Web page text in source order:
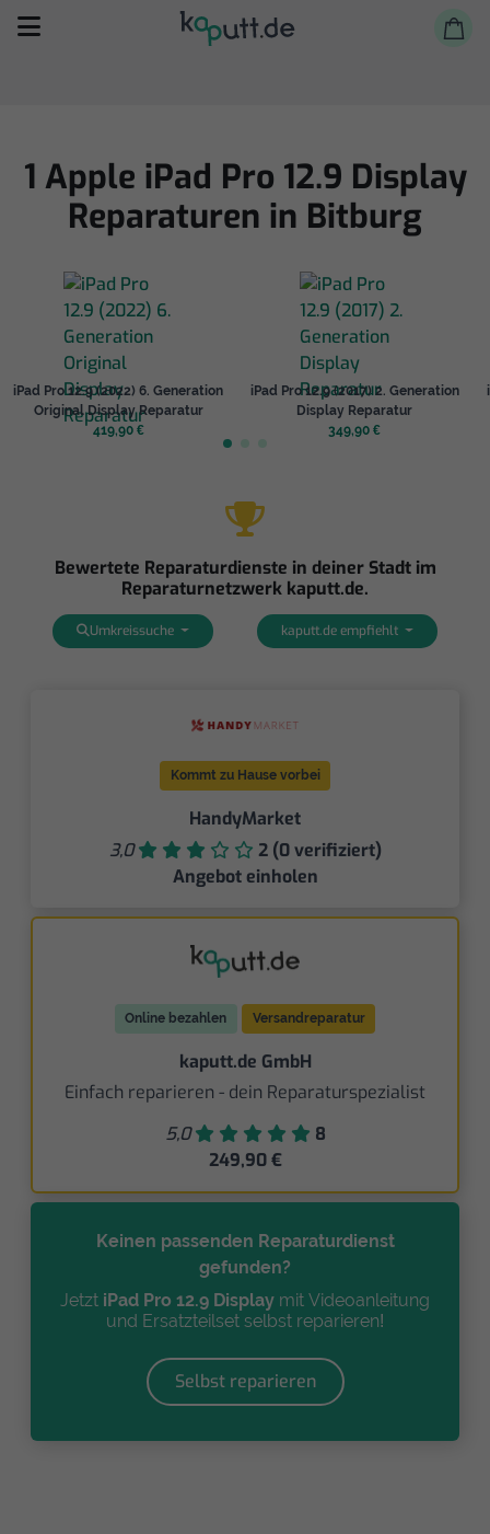
Selbst reparieren
Reparieren lassen
Shop
1 Apple iPad Pro 12.9 Display
Reparaturen in Bitburg
iPad Pro 12.9 (2022) 6. Generation
Original Display Reparatur
419,90 €
iPad Pro 12.9 (2017) 2. Generation
Display Reparatur
349,90 €
Bewertete Reparaturdienste in deiner Stadt im
Reparaturnetzwerk kaputt.de.
Umkreissuche kaputt.de empfiehlt
Kommt zu Hause vorbei
HandyMarket
3,0
2 (0 verifiziert)
Angebot einholen
Online bezahlen Versandreparatur
kaputt.de GmbH
Einfach reparieren - dein Reparaturspezialist
5,0
8
249,90 €
Keinen passenden Reparaturdienst
gefunden?
Jetzt iPad Pro 12.9 Display mit Videoanleitung
und Ersatzteilset selbst reparieren!
Selbst reparieren